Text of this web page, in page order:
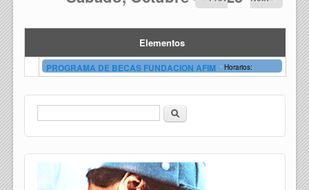
Elementos
PROGRAMA DE BECAS FUNDACION AFIM - Horarios:
Formulario de búsqueda
Buscar